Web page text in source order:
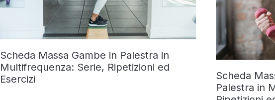
Scheda Massa Gambe in Palestra in
Multifrequenza: Serie, Ripetizioni ed
Esercizi
Scheda
Palestra in